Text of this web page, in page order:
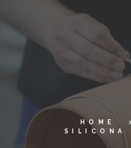
HOME
SILICONA